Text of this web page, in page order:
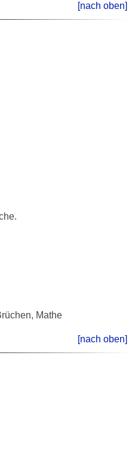
[nach oben]
Mathe
[nach oben]